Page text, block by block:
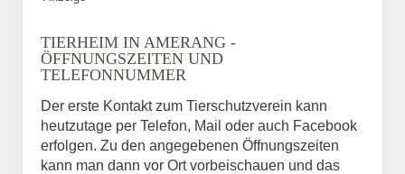
TIERHEIM IN AMERANG -
ÖFFNUNGSZEITEN UND
TELEFONNUMMER
Der erste Kontakt zum Tierschutzverein kann
heutzutage per Telefon, Mail oder auch Facebook
erfolgen. Zu den angegebenen Öffnungszeiten
kann man dann vor Ort vorbeischauen und das